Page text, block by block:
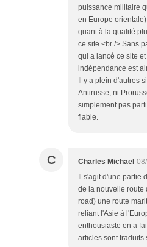
puissance militaire
en Europe
quant à la qualité
ce site.<br /> Sans
qui a lancé ce site
indépendance est
Il y a plein d'autres
Antirusse, ni
simplement pas
fiable.
C Charles Michael
Il s'agit d'une
de la nouvelle route
road) une route
reliant l'Asie à
enthousiaste en a
articles sont traduits